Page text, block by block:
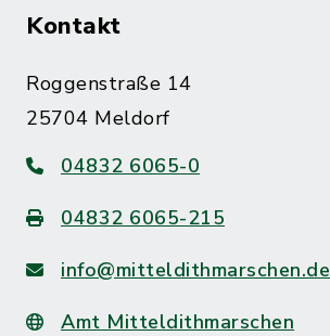
Kontakt
Roggenstraße 14
25704 Meldorf
04832 6065-0
04832 6065-215
info@mitteldithmarschen.de
Amt Mitteldithmarschen